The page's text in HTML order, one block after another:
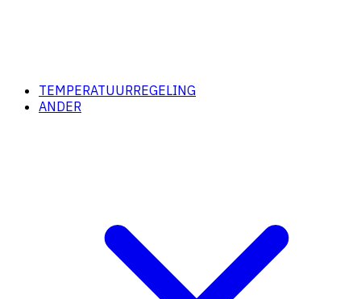
TEMPERATUURREGELING
ANDER